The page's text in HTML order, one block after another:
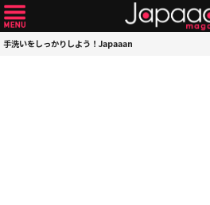
手洗いをしっかりしよう！Japaaan